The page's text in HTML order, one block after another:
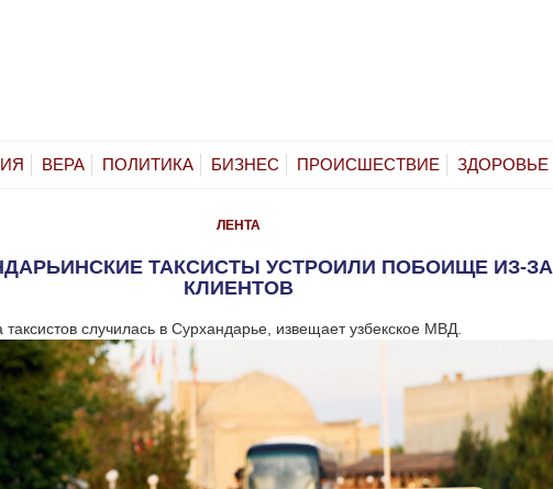
ВЕРА ПОЛИТИКА БИЗНЕС ПРОИСШЕСТВИЕ ЗДОРОВЬЕ
ЛЕНТА
ТАКСИСТЫ УСТРОИЛИ ПОБОИЩЕ ИЗ-ЗА
КЛИЕНТОВ
случилась в Сурхандарье, извещает узбекское МВД.